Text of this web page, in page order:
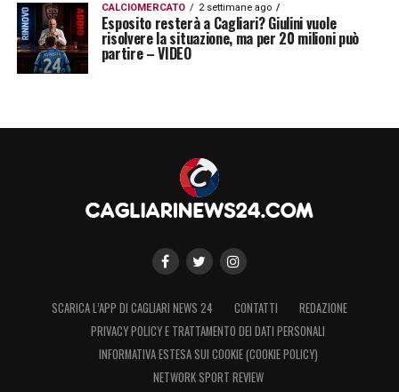
CALCIOMERCATO 2 settimane ago
Esposito resterà a Cagliari? Giulini vuole
risolvere la situazione, ma per 20 milioni può
partire – VIDEO
SCARICA L’APP DI CAGLIARI NEWS 24 CONTATTI
REDAZIONE
PRIVACY POLICY E TRATTAMENTO DEI DATI PERSONALI
INFORMATIVA ESTESA SUI COOKIE (COOKIE POLICY)
NETWORK SPORT REVIEW